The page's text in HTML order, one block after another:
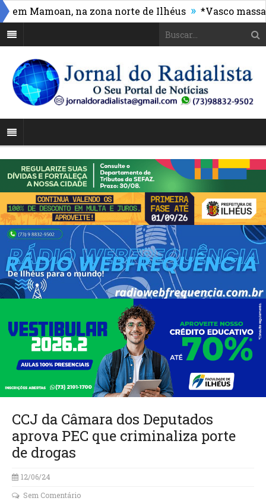
na zona norte de Ilhéus » *Vasco massacra
municipal ganha reforço com capacitação
CCJ da Câmara dos Deputados
aprova PEC que criminaliza porte
de drogas
12/06/24
Sem Comentário